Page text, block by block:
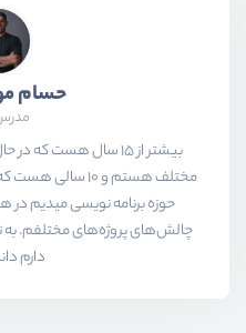
حسام
بیشتر از ۱۵ سال هست
مختلف هستم و ۱۰
حوزه برنامه نویسی میدیم
چالش‌های پروژه‌های مختلفم.
دارم